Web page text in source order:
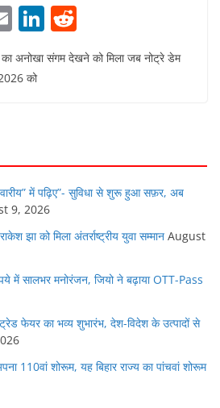
E
m
ai
Li
n
k
e
d
का अनोखा संगम देखने को मिला जब नोट्रे डेम
को
में पढ़िए”- सुविधा से शुरू हुआ सफ़र, अब
9, 2026
झा को मिला अंतर्राष्ट्रीय युवा सम्मान August
में सालभर मनोरंजन, जियो ने बढ़ाया OTT-Pass
फेयर का भव्य शुभारंभ, देश-विदेश के उत्पादों से
110वां शोरूम, यह बिहार राज्य का पांचवां शोरूम